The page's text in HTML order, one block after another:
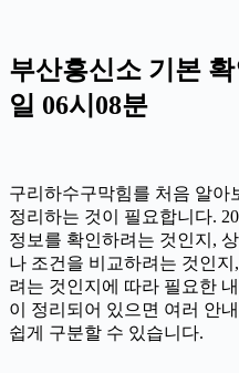
부산흥신소 기본
일 06시08분
구리하수구막힘를 처음 알아
정리하는 것이 필요합니다.
정보를 확인하려는 것인지,
나 조건을 비교하려는 것인
려는 것인지에 따라 필요한
이 정리되어 있으면 여러 안
쉽게 구분할 수 있습니다.